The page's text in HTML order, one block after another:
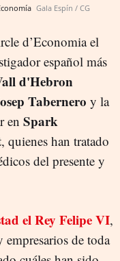
Gala Espín / CG
d’Economia el
español más
d'Hebron
Tabernero y la
en Spark
, quienes han tratado
del presente y
el Rey Felipe VI,
empresarios de toda